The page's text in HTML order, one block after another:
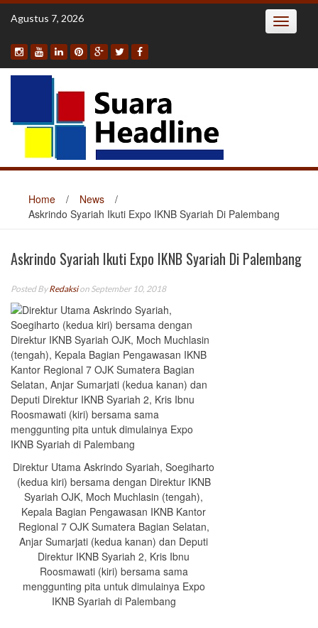
Skip
Agustus 7, 2026 Toggle
Home / News
/
Askrindo Syariah Ikuti Expo IKNB Syariah Di Palembang
Askrindo Syariah Ikuti Expo IKNB Syariah Di Palembang
Posted ByRedaksion September 10, 2018
Direktur Utama Askrindo Syariah, Soegiharto
(kedua kiri) bersama dengan Direktur IKNB
Syariah OJK, Moch Muchlasin (tengah),
Kepala Bagian Pengawasan IKNB Kantor
Regional 7 OJK Sumatera Bagian Selatan,
Anjar Sumarjati (kedua kanan) dan Deputi
Direktur IKNB Syariah 2, Kris Ibnu
Roosmawati (kiri) bersama sama
menggunting pita untuk dimulainya Expo
IKNB Syariah di Palembang